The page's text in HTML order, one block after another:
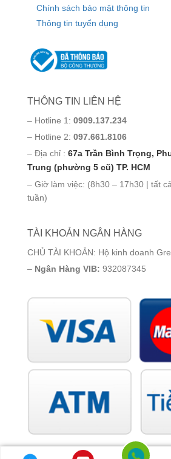
Chính sách bảo mật thông tin
Thông tin tuyển dụng
THÔNG TIN LIÊN HỆ
– Hotline 1: 0909.137.234
– Hotline 2: 097.661.8106
– Địa chỉ : 67a Trần Bình Trọng,
Trung (phường 5 cũ) TP. HCM
– Giờ làm việc: (8h30 – 17h30 | tất
tuần)
TÀI KHOẢN NGÂN HÀNG
CHỦ TÀI KHOẢN: Hộ kinh doanh
– Ngân Hàng VIB: 932087345